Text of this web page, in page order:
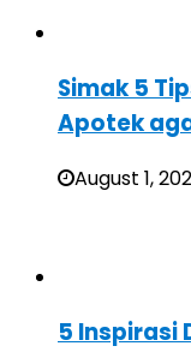
Simak 5
Apotek
August 1,
5 Inspirasi